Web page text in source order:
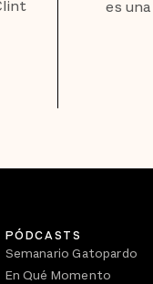
es
PÓDCASTS
Semanario Gatopardo
En Qué Momento